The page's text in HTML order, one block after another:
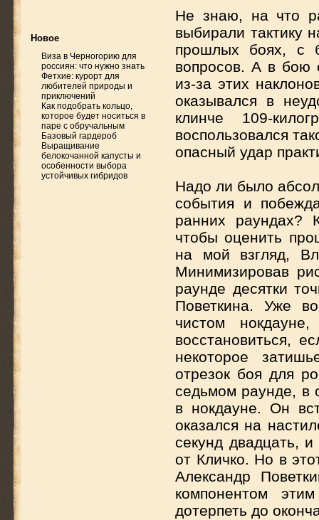
Новое
Виза в Черногорию для
россиян: что нужно знать
Фетхие: курорт для
любителей природы и
приключений
Как подобрать кольцо,
которое будет носиться в
паре с обручальным
Базовый гардероб
Выращивание
белокочанной капусты и
особенности выбора
устойчивых гибридов
Не знаю, на что
выбирали тактику
прошлых боях, с
вопросов. А в бою
из-за этих
оказывался в
клинче 109-
воспользовался
опасный удар
Надо ли было
события и
ранних раундах?
чтобы оценить
на мой взгляд,
Минимизировав
раунде десятки
Поветкина. Уже
чистом
восстановиться,
некоторое
отрезок боя для
седьмом раунде, в
в нокдауне. Он
оказался на
секунд двадцать,
от Кличко. Но в
Александр
компонентом
дотерпеть до